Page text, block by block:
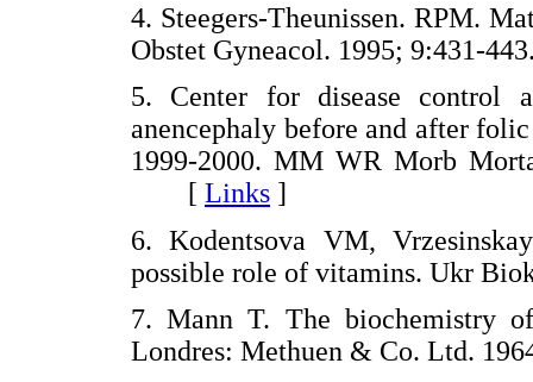
4. Steegers-Theunissen. RPM.
Obstet Gyneacol. 1995;
5. Center for disease control
anencephaly before and after
1999-2000. MM WR Morb
[ Links ]
6. Kodentsova VM,
possible role of vitamins. Ukr
7. Mann T. The biochemistry
Londres: Methuen & Co. Ltd.